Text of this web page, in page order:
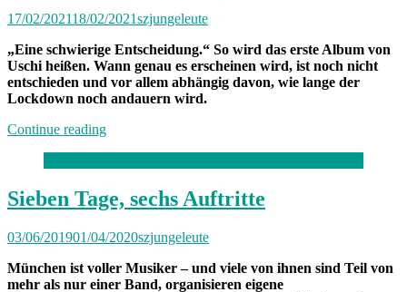
17/02/202118/02/2021szjungeleute
„Eine schwierige Entscheidung.“ So wird das erste Album von
Uschi heißen. Wann genau es erscheinen wird, ist noch nicht
entschieden und vor allem abhängig davon, wie lange der
Lockdown noch andauern wird.
Continue reading„Band
Sieben Tage, sechs Auftritte
03/06/201901/04/2020szjungeleute
München ist voller Musiker – und viele von ihnen sind Teil von
mehr als nur einer Band, organisieren eigene